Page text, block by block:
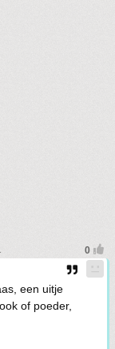
een uitje
of poeder,